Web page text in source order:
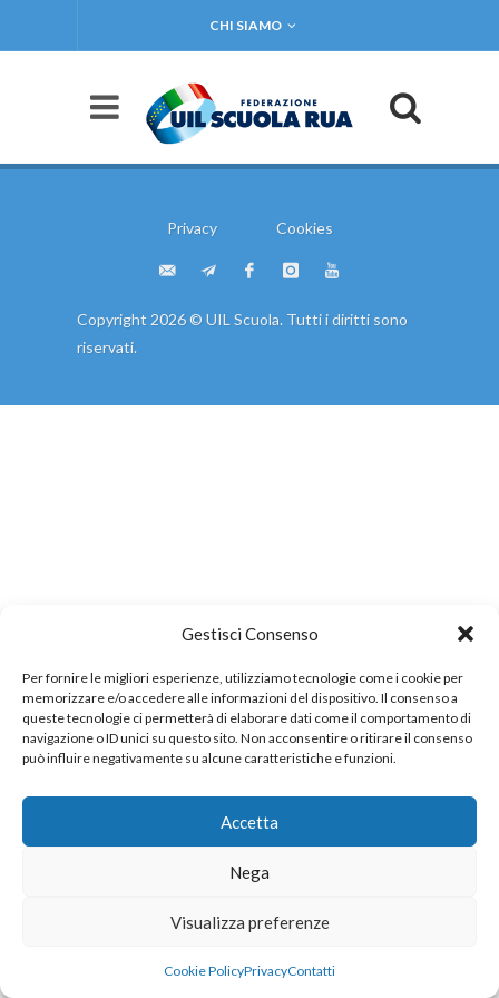
Gestisci Consenso
Per fornire le migliori esperienze, utilizziamo tecnologie come i cookie per
memorizzare e/o accedere alle informazioni del dispositivo. Il consenso a
queste tecnologie ci permetterà di elaborare dati come il comportamento di
navigazione o ID unici su questo sito. Non acconsentire o ritirare il consenso
può influire negativamente su alcune caratteristiche e funzioni.
Accetta
Nega
Visualizza preferenze
Cookie PolicyPrivacyContatti
CHI SIAMO
Privacy Cookies
Copyright 2026 © UIL Scuola. Tutti i diritti sono
riservati.